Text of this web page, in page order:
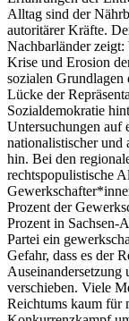
Alltag sind der
autoritärer Kräfte.
Nachbarländer
Krise und Erosion
sozialen
Lücke der
Sozialdemokratie
Untersuchungen auf
nationalistischer und
hin. Bei den
rechtspopulistische
Prozent der
Prozent in Sachsen-
Partei ein
Gefahr, dass es der
Auseinandersetzung
verschieben. Viele
Reichtums kaum für